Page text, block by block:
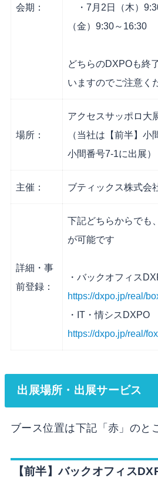
会期：
・7月2日（木）
（金）9:30～16:30
どちらのDXPOも終
いますのでご注意く
場所：
アクセスサッポロ大
（当社は【前半】小
小間番号7-1に出展）
主催： ブティックス株式会
詳細・事
前登録：
下記どちらからでも
が可能です
・バックオフィス
https://dxpo.jp/real/
・IT・情シスDXPO
https://dxpo.jp/real/
出展場所・出展サービス
ブース位置は下記「赤」のと
【前半】バックオフィス